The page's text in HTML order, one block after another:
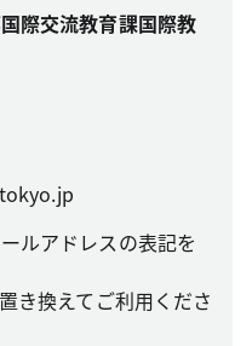
際交流教育課国際教
ルアドレスの表記を
き換えてご利用くださ